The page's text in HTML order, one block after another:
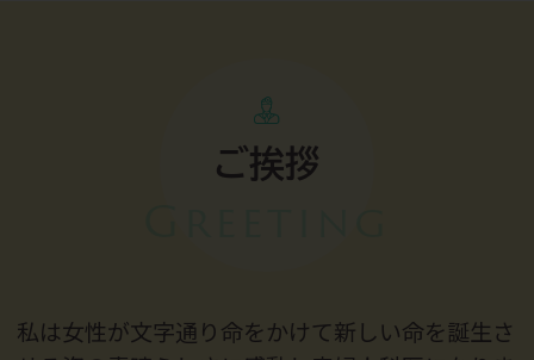
ご挨拶
私は女性が文字通り命をかけて新しい命を誕生さ